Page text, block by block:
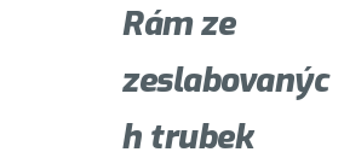
Rám ze
zeslabovanýc
h trubek